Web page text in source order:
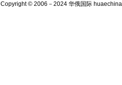
Copyright © 2006－2024 华俄国际